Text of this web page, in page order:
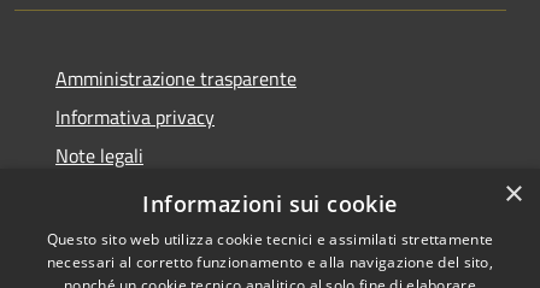
Amministrazione trasparente
Informativa privacy
Note legali
Dichiarazione di accessibilità
×
Informazioni sui cookie
Questo sito web utilizza cookie tecnici e assimilati strettamente
necessari al corretto funzionamento e alla navigazione del sito,